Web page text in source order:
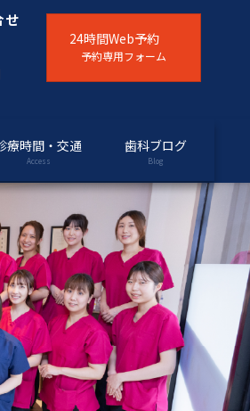
せ
24時間Web予約
予約専用フォーム
療時間・交通
Access
歯科ブログ
Blog